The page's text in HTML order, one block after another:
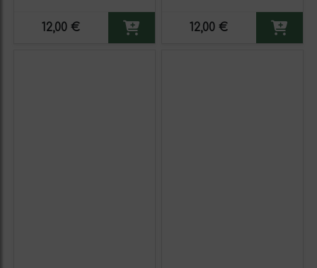
12,00 € 12,00 €